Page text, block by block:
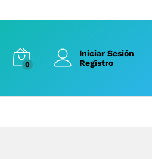
0
Iniciar Sesión
Registro